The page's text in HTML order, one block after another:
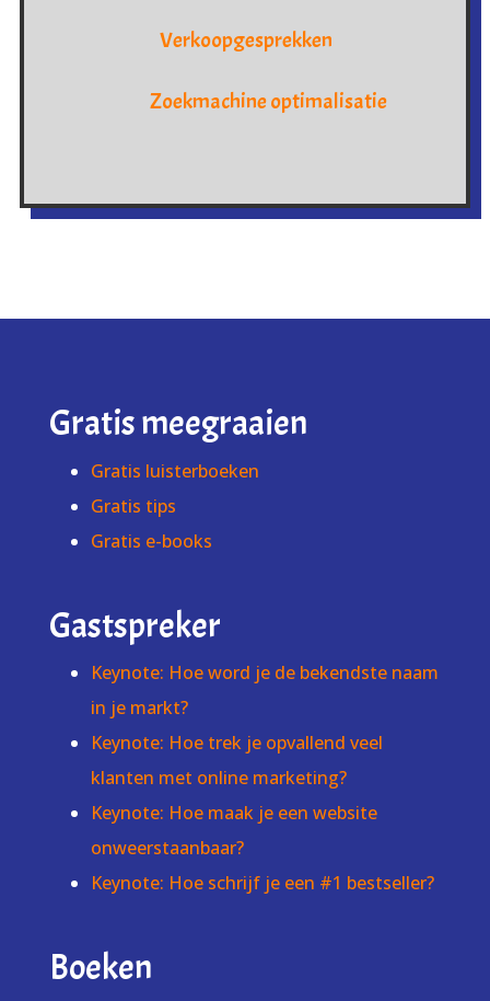
Verkoopgesprekken
Zoekmachine optimalisatie
Gratis meegraaien
Gratis luisterboeken
Gratis tips
Gratis e-books
Gastspreker
Keynote: Hoe word je de bekendste naam
in je markt?
Keynote: Hoe trek je opvallend veel
klanten met online marketing?
Keynote: Hoe maak je een website
onweerstaanbaar?
Keynote: Hoe schrijf je een #1 bestseller?
Boeken